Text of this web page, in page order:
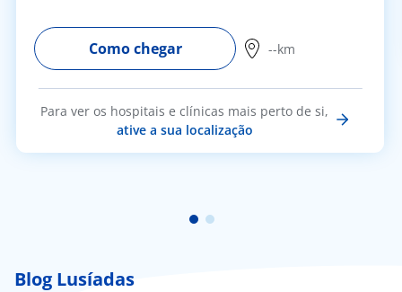
Como chegar --km
Para ver os hospitais e clínicas mais perto de si,
ative a sua localização
Blog Lusíadas